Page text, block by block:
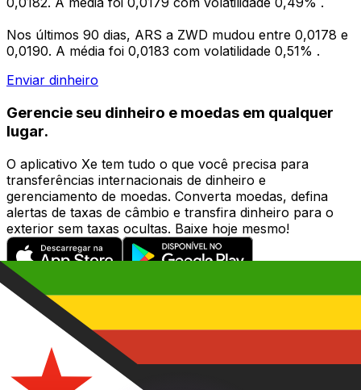
Nos últimos 90 dias, ARS a ZWD mudou entre 0,0178 e
0,0190. A média foi 0,0183 com volatilidade 0,51% .
Enviar dinheiro
Gerencie seu dinheiro e moedas em qualquer
lugar.
O aplicativo Xe tem tudo o que você precisa para
transferências internacionais de dinheiro e
gerenciamento de moedas. Converta moedas, defina
alertas de taxas de câmbio e transfira dinheiro para o
exterior sem taxas ocultas. Baixe hoje mesmo!